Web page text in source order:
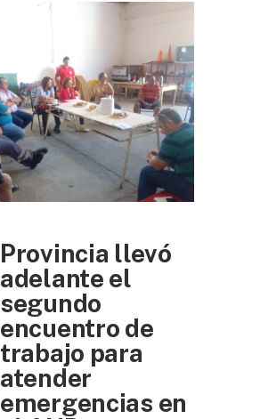
Provincia llevó
adelante el
segundo
encuentro de
trabajo para
atender
emergencias en